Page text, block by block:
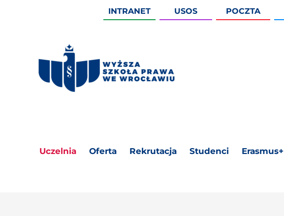
INTRANET USOS POCZTA
Uczelnia Oferta Rekrutacja Studenci Erasmus+